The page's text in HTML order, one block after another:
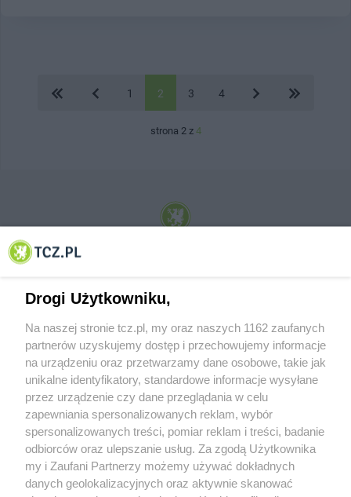
1 2 3 4
strona 2 z 4
© 2001-2026 Tczew - TCZ.PL Sp. z o.o. Internetowy Serwis Informacyjny Miasta
O FIRMIE POLITYKA PRYWATNOŚCI HOSTING
REKLAMA WSPÓŁPRACA RSS FACEBOOK KONTAKT
Nasze serwisy
Drogi Użytkowniku,
Na naszej stronie tcz.pl, my oraz naszych 1162 zaufanych
partnerów uzyskujemy dostęp i przechowujemy informacje
na urządzeniu oraz przetwarzamy dane osobowe, takie jak
unikalne identyfikatory, standardowe informacje wysyłane
przez urządzenie czy dane przeglądania w celu
zapewniania spersonalizowanych reklam, wybór
spersonalizowanych treści, pomiar reklam i treści, badanie
odbiorców oraz ulepszanie usług. Za zgodą Użytkownika
my i Zaufani Partnerzy możemy używać dokładnych
danych geolokalizacyjnych oraz aktywnie skanować